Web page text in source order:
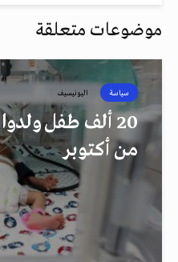
موضوعات متعلقة
سياسة اليونيسيف
20 ألف طفل
من أكتوبر